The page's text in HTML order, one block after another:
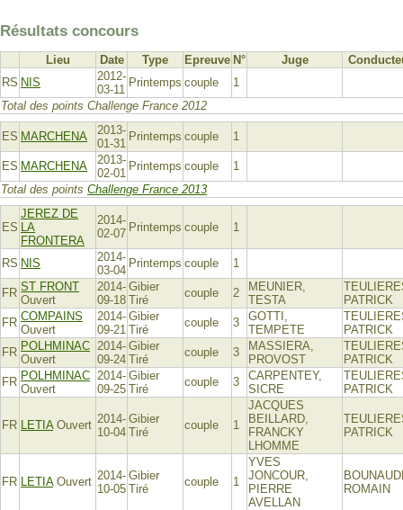
Résultats concours
Lieu Date Type Epreuve N° Juge
RS NIS
2012-
03-11
Printemps couple
1
Total des points Challenge France 2012
ES MARCHENA
2013-
01-31
Printemps couple 1
ES MARCHENA
2013-
02-01
Printemps couple
1
Total des points Challenge France 2013
ES
JEREZ DE
LA
FRONTERA
2014-
02-07 Printemps couple 1
RS NIS
2014-
03-04
Printemps couple 1
FR ST FRONT
Ouvert
2014-
09-18
Gibier
Tiré
couple 2
MEUNIER,
TESTA
PATRICK
FR COMPAINS
Ouvert
2014-
09-21
Gibier
Tiré
couple 3
GOTTI,
TEMPETE
PATRICK
FR POLHMINAC
Ouvert
2014-
09-24
Gibier
Tiré
couple 3
MASSIERA,
PROVOST
PATRICK
FR POLHMINAC
Ouvert
2014-
09-25
Gibier
Tiré
couple 3
CARPENTEY,
SICRE
PATRICK
FR LETIAOuvert 2014-
10-04
Gibier
Tiré
couple 1
JACQUES
BEILLARD,
FRANCKY
LHOMME
PATRICK
FR LETIAOuvert 2014-
10-05
Gibier
Tiré
couple 1
YVES
JONCOUR,
PIERRE
AVELLAN
ROMAIN